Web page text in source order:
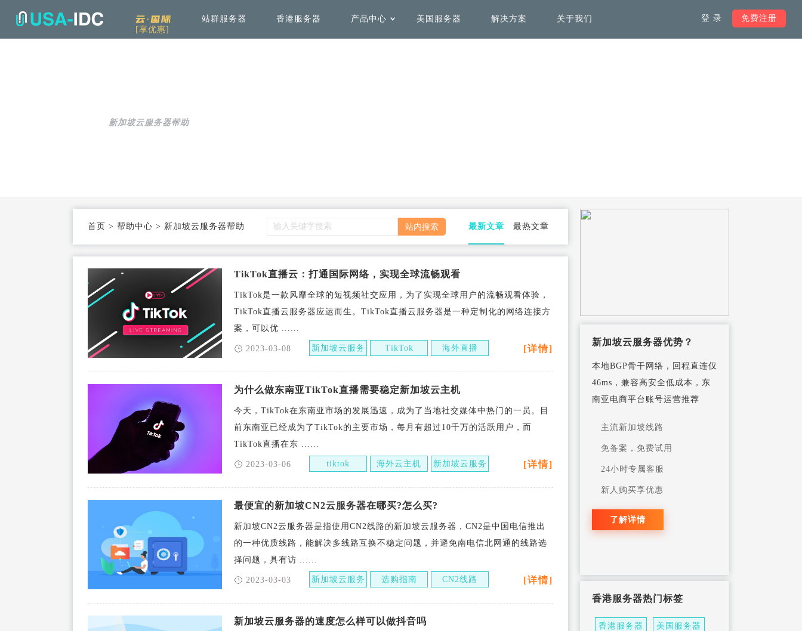
免费注册
登 录
云·国际
[享优惠]
站群服务器 香港服务器 产品中心
云服务器 Openstack KVM架构
法国服务器 英国服务器
TikTok跨境电商 新加坡服务器
美国服务器 解决方案
同时保证安全和灵活性，优化
联系专业SAP架构团队为您定
制专属解决方案
关于我们
新加坡云服务器帮助
首页 > 帮助中心 > 新加坡云服务器帮助 最新文章 最热文章
TikTok直播云：打通国际网络，实现全球流畅观看
TikTok是一款风靡全球的短视频社交应用，为了实现全球用户的流畅观看体验，
TikTok直播云服务器应运而生。TikTok直播云服务器是一种定制化的网络连接方
案，可以优 ......
2023-03-08
新加坡云服务
TikTok 海外直播 [详情]
为什么做东南亚TikTok直播需要稳定新加坡云主机
今天，TikTok在东南亚市场的发展迅速，成为了当地社交媒体中热门的一员。目
前东南亚已经成为了TikTok的主要市场，每月有超过10千万的活跃用户，而
TikTok直播在东 ......
2023-03-06 tiktok 海外云主机
新加坡云服务
[详情]
最便宜的新加坡CN2云服务器在哪买?怎么买?
新加坡CN2云服务器是指使用CN2线路的新加坡云服务器，CN2是中国电信推出
的一种优质线路，能解决多线路互换不稳定问题，并避免南电信北网通的线路选
择问题，具有访 ......
2023-03-03
新加坡云服务
选购指南 CN2线路 [详情]
新加坡云服务器的速度怎么样可以做抖音吗
新加坡云服务器优势？
本地BGP骨干网络，回程直连仅
46ms，兼容高安全低成本，东
南亚电商平台账号运营推荐
主流新加坡线路
免备案，免费试用
24小时专属客服
新人购买享优惠
了解详情
香港服务器热门标签
香港服务器 美国服务器